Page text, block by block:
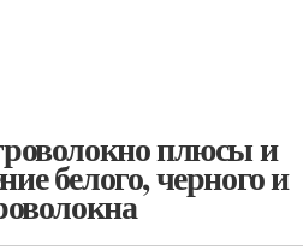
плюсы и
белого, черного и